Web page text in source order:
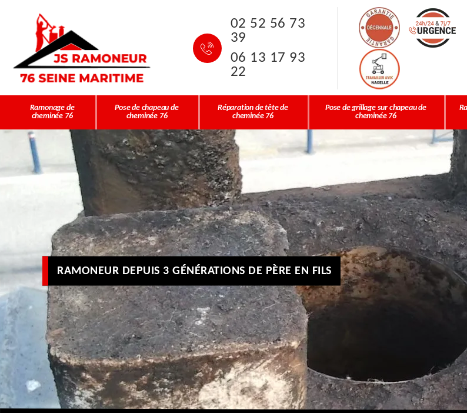
02 52 56 73
39
06 13 17 93
22
Ramonage de
cheminée 76
Pose de chapeau de
cheminée 76
Réparation de tête de
cheminée 76
Pose de grillage sur chapeau de
cheminée 76
RAMONEUR DEPUIS 3 GÉNÉRATIONS DE PÈRE EN FILS